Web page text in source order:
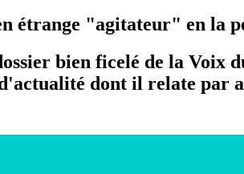
étrange "agitateur" en la
bien ficelé de la Voix
dont il relate par